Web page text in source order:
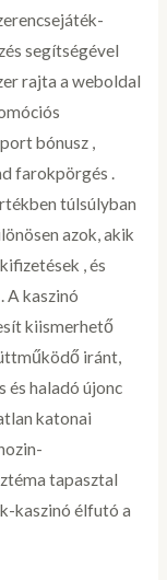
segítségével
rajta a weboldal
bónusz ,
farokpörgés .
túlsúlyban
azok, akik
, és
A kaszinó
kiismerhető
iránt,
és haladó újonc
katonai
tapasztal
kaszinó élfutó a